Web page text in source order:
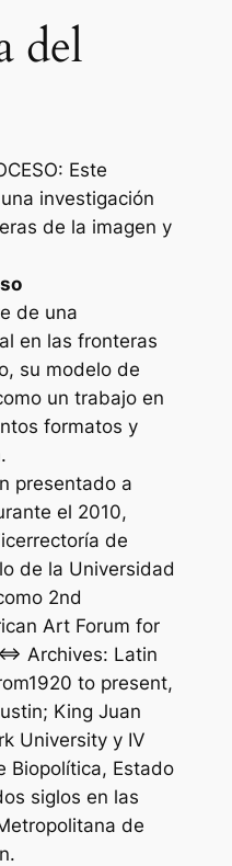
del
Este
investigación
de la imagen y
de una
en las fronteras
su modelo de
un trabajo en
formatos y
presentado a
el 2010,
de
de la Universidad
2nd
Art Forum for
Archives: Latin
to present,
King Juan
University y IV
Biopolítica, Estado
siglos en las
de